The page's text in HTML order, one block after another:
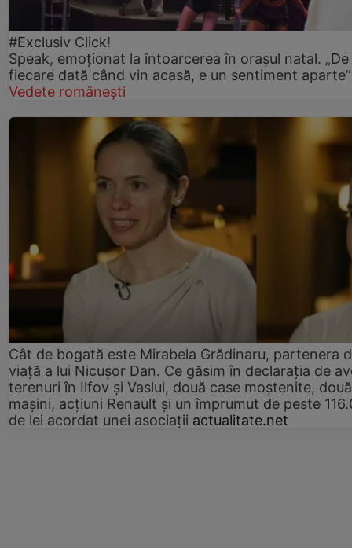
#Exclusiv Click!
Speak, emoționat la întoarcerea în orașul natal. „De
fiecare dată când vin acasă, e un sentiment aparte”
Vedete românești
Cât de bogată este Mirabela Grădinaru, partenera
viață a lui Nicușor Dan. Ce găsim în declarația de
terenuri în Ilfov și Vaslui, două case moștenite, două
mașini, acțiuni Renault și un împrumut de peste
de lei acordat unei asociații actualitate.net